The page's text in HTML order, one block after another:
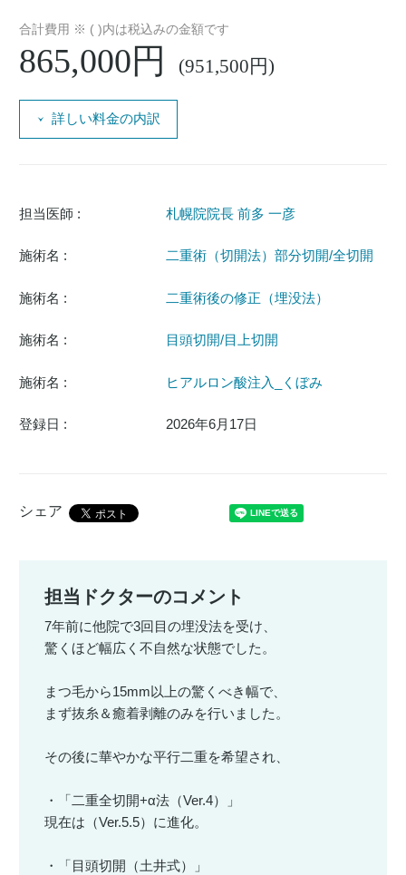
合計費用 ※ ( )内は税込みの金額です
865,000円 (951,500円)
詳しい料金の内訳
担当医師 : 札幌院院長 前多 一彦
施術名 : 二重術（切開法）部分切開/全切開
施術名 : 二重術後の修正（埋没法）
施術名 : 目頭切開/目上切開
施術名 : ヒアルロン酸注入_くぼみ
登録日 : 2026年6月17日
シェア
担当ドクターのコメント
7年前に他院で3回目の埋没法を受け、
驚くほど幅広く不自然な状態でした。
まつ毛から15mm以上の驚くべき幅で、
まず抜糸＆癒着剥離のみを行いました。
その後に華やかな平行二重を希望され、
・「二重全切開+α法（Ver.4）」
現在は（Ver.5.5）に進化。
・「目頭切開（土井式）」